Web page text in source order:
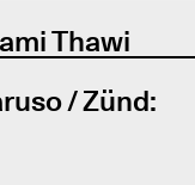
Thawi
/ Zünd: